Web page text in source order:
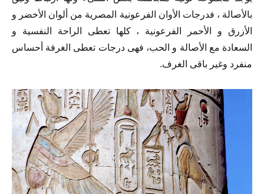
بالأصالة ، فدرجات الأوان الفرعونية المصرية من ألوان الأخضر و
الأزرق و الأحمر الفرعونية ، كلها تعطى الراحة النفسية و
السعادة مع الأصالة و الحب، فهى درجات تعطى الغرفة أحساس
منفرد وغير باقى الغرف.